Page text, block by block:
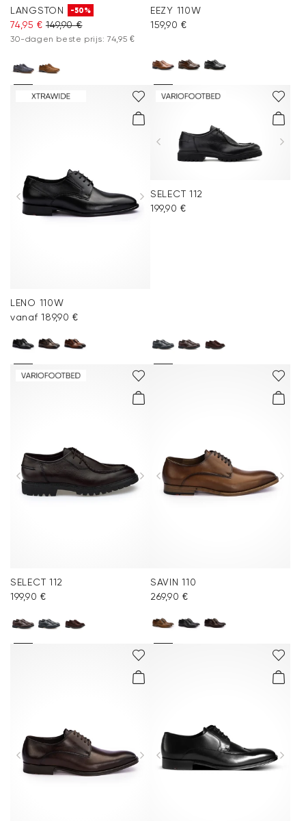
LANGSTON -50%
74,95 € 149,90 €
30-dagen beste prijs: 74,95 €
EEZY 110W
159,90 €
LENO 110W
vanaf 189,90 €
SELECT 112
199,90 €
SELECT 112
199,90 €
SAVIN 110
269,90 €